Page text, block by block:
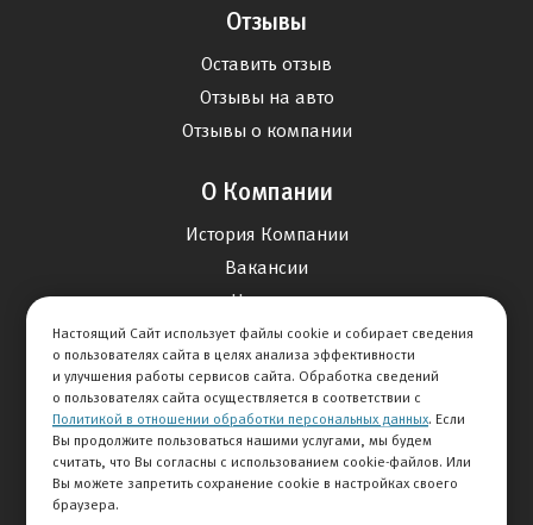
Отзывы
Оставить отзыв
Отзывы на авто
Отзывы о компании
О Компании
История Компании
Вакансии
Новости
Карта сайта
Контакты
+7 495 292-60-60
Настоящий Сайт использует файлы cookie и собирает сведения
о пользователях сайта в целях анализа эффективности
и улучшения работы сервисов сайта. Обработка сведений
о пользователях сайта осуществляется в соответствии с
Политикой в отношении обработки персональных данных. Если
Вы продолжите пользоваться нашими услугами, мы будем
считать, что Вы согласны с использованием cookie-файлов. Или
Вы можете запретить сохранение cookie в настройках своего
браузера.